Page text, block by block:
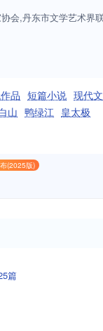
会,丹东市文学艺术界
品 短篇小说 现代
山 鸭绿江 皇太极
(2025版)
篇